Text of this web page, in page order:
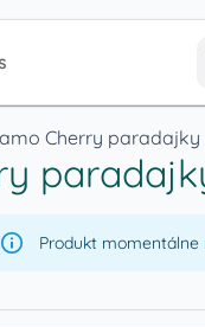
Cherry paradajky
Produkt momentálne